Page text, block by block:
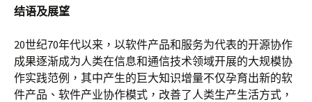
结语及展望
20世纪70年代以来，以软件产品和服务为代表的开源协作
成果逐渐成为人类在信息和通信技术领域开展的大规模协
作实践范例，其中产生的巨大知识增量不仅孕育出新的软
件产品、软件产业协作模式，改善了人类生产生活方式，